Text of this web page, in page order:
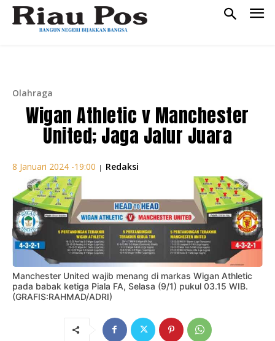
Olahraga
Wigan Athletic v Manchester
United; Jaga Jalur Juara
8 Januari 2024 -19:00 | Redaksi
Manchester United wajib menang di markas Wigan Athletic
pada babak ketiga Piala FA, Selasa (9/1) pukul 03.15 WIB.
(GRAFIS:RAHMAD/ADRI)